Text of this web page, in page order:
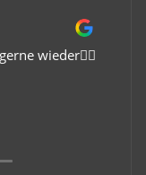
wieder👍🏻